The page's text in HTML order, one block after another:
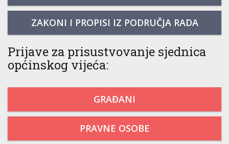
ZAKONI I PROPISI IZ PODRUČJA RADA
Prijave za prisustvovanje sjednica
općinskog vijeća:
GRAĐANI
PRAVNE OSOBE